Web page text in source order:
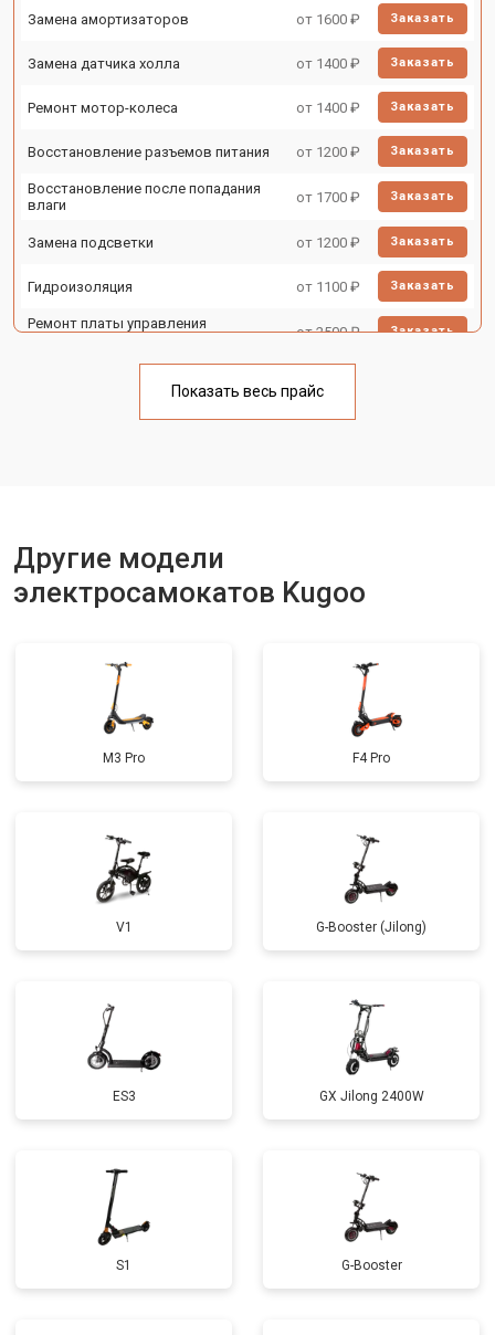
Замена амортизаторов от 1600 ₽ Заказать
Замена датчика холла от 1400 ₽ Заказать
Ремонт мотор-колеса от 1400 ₽ Заказать
Восстановление разъемов питания от 1200 ₽ Заказать
Восстановление после попадания
влаги
от 1700 ₽ Заказать
Замена подсветки от 1200 ₽ Заказать
Гидроизоляция от 1100 ₽ Заказать
Ремонт платы управления
от 2500 ₽ Заказать
Замена аккумулятора от 1000 ₽
Показать весь прайс
Другие модели
электросамокатов Kugoo
M3 Pro F4 Pro
V1 G-Booster (Jilong)
ES3 GX Jilong 2400W
S1 G-Booster